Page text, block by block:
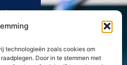
technologieën zoals cookies om
Door in te stemmen met
van